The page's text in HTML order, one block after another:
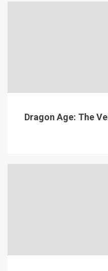
Dragon Age: The